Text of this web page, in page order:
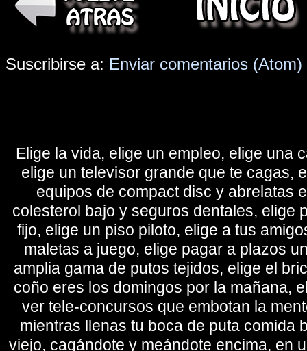
Suscribirse a: Enviar comentarios (Atom)
Elige la vida, elige un empleo, elige una
elige un televisor grande que te cagas,
equipos de compact disc y abrelatas
colesterol bajo y seguros dentales, elige
fijo, elige un piso piloto, elige a tus
maletas a juego, elige pagar a plazos
amplia gama de putos tejidos, elige el
coño eres los domingos por la mañana,
ver tele-concursos que embotan la
mientras llenas tu boca de puta comida
viejo, cagándote y meándote encima, en